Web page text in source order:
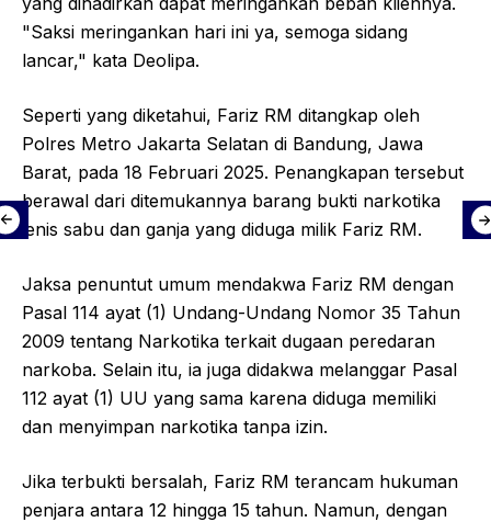
"Saksi meringankan hari ini ya, semoga sidang
lancar," kata Deolipa.
Seperti yang diketahui, Fariz RM ditangkap oleh
Polres Metro Jakarta Selatan di Bandung, Jawa
Barat, pada 18 Februari 2025. Penangkapan tersebut
berawal dari ditemukannya barang bukti narkotika
jenis sabu dan ganja yang diduga milik Fariz RM.
Jaksa penuntut umum mendakwa Fariz RM dengan
Pasal 114 ayat (1) Undang-Undang Nomor 35 Tahun
2009 tentang Narkotika terkait dugaan peredaran
narkoba. Selain itu, ia juga didakwa melanggar Pasal
112 ayat (1) UU yang sama karena diduga memiliki
dan menyimpan narkotika tanpa izin.
Jika terbukti bersalah, Fariz RM terancam hukuman
penjara antara 12 hingga 15 tahun. Namun, dengan